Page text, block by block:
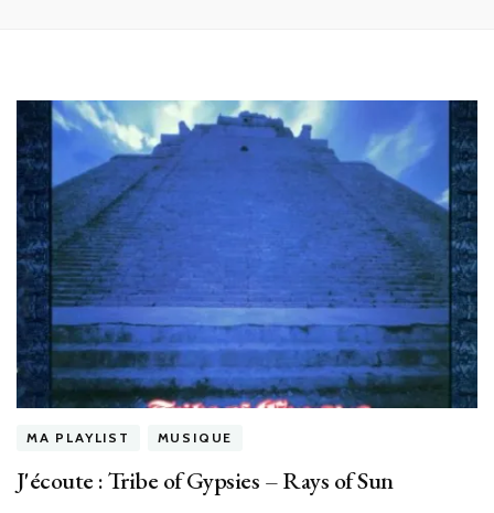
MA PLAYLIST MUSIQUE
J'écoute : Tribe of Gypsies – Rays of Sun